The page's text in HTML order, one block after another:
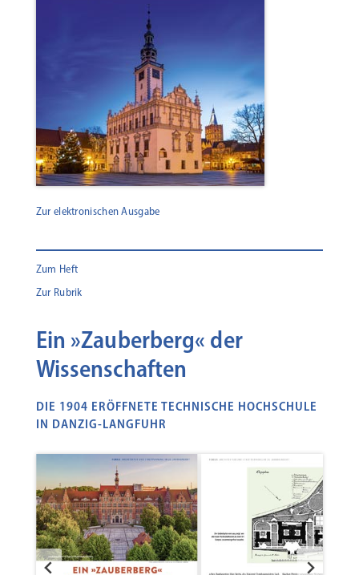
Zur elektronischen Ausgabe
Zum Heft
Zur Rubrik
Ein »Zauberberg« der
Wissenschaften
DIE 1904 ERÖFFNETE TECHNISCHE HOCHSCHULE
IN DANZIG-LANGFUHR